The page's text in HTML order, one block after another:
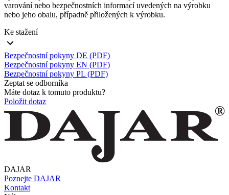
varování nebo bezpečnostních informací uvedených na výrobku
nebo jeho obalu, případně přiložených k výrobku.
Ke stažení
Bezpečnostní pokyny DE (PDF)
Bezpečnostní pokyny EN (PDF)
Bezpečnostní pokyny PL (PDF)
Zeptat se odborníka
Máte dotaz k tomuto produktu?
Položit dotaz
DAJAR
Poznejte DAJAR
Kontakt